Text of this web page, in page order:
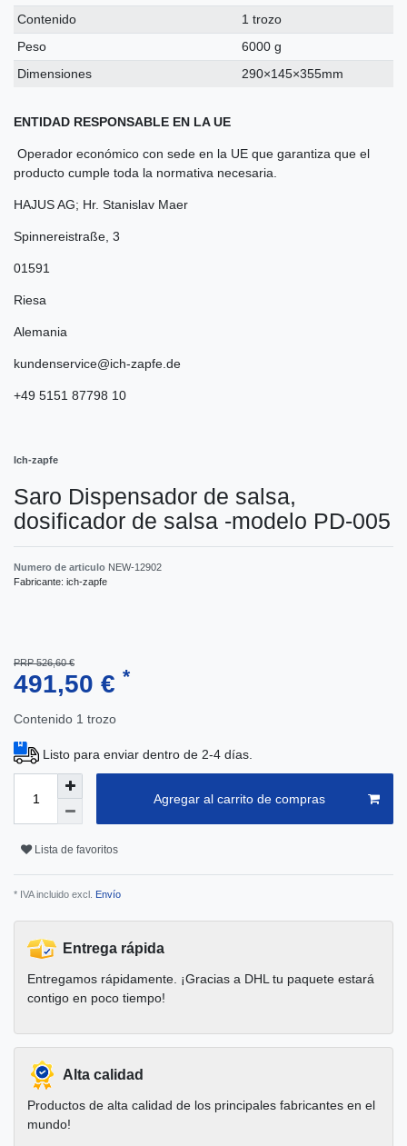
Contenido
1 trozo
Peso
6000 g
Dimensiones
290×145×355mm
ENTIDAD RESPONSABLE EN LA UE
Operador económico con sede en la UE que garantiza que el
producto cumple toda la normativa necesaria.
HAJUS AG; Hr. Stanislav Maer
Spinnereistraße 3
01591
Riesa
Alemania
kundenservice@ich-zapfe.de
+49 5151 87798 10
Ich-zapfe
Saro Dispensador de salsa,
dosificador de salsa -modelo PD-005
Numero de articulo NEW-12902
Fabricante: ich-zapfe
PRP 526,60 €
491,50 € *
Contenido 1 trozo
Listo para enviar dentro de 2-4 días.
Agregar al carrito de compras
Lista de favoritos
* IVA incluido excl. Envío
Entrega rápida
Entregamos rápidamente. ¡Gracias a DHL tu paquete estará
contigo en poco tiempo!
Alta calidad
Productos de alta calidad de los principales fabricantes en el
mundo!